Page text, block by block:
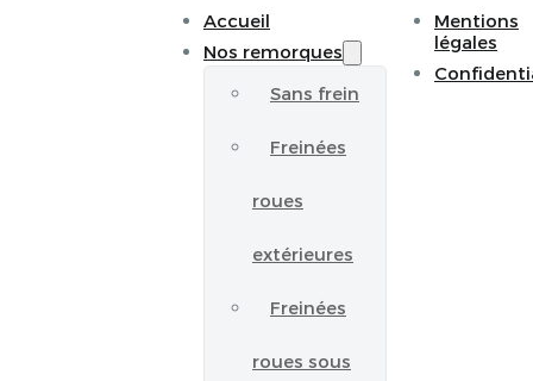
Accueil
Nos remorques
Sans frein
Freinées
roues
extérieures
Freinées
roues sous
Mentions
légales